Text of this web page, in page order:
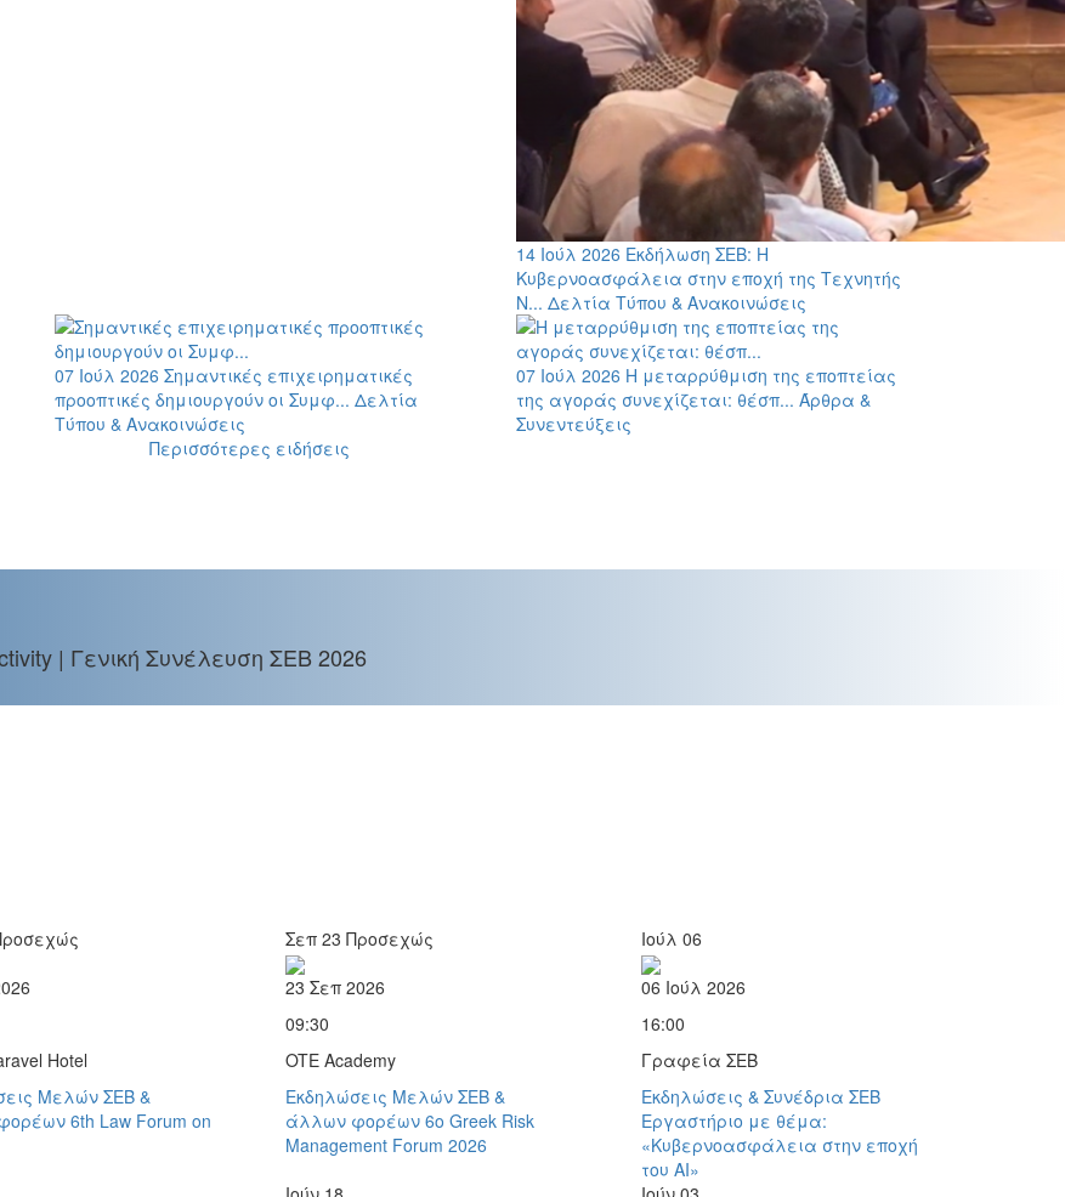
14 Ιούλ 2026 Εκδήλωση ΣΕΒ: Η
Κυβερνοασφάλεια στην εποχή της Τεχνητής
Ν... Δελτία Τύπου & Ανακοινώσεις
07 Ιούλ 2026 Σημαντικές επιχειρηματικές
προοπτικές δημιουργούν οι Συμφ... Δελτία
Τύπου & Ανακοινώσεις
07 Ιούλ 2026 Η μεταρρύθμιση της εποπτείας
της αγοράς συνεχίζεται: θέσπ... Άρθρα &
Συνεντεύξεις
Περισσότερες ειδήσεις
| Γενική Συνέλευση ΣΕΒ 2026
Hotel
Μελών ΣΕΒ &
6th Law Forum on
Σεπ 23 Προσεχώς
23 Σεπ 2026
09:30
OTE Academy
Εκδηλώσεις Μελών ΣΕΒ &
άλλων φορέων 6o Greek Risk
Management Forum 2026
Ιούλ 06
06 Ιούλ 2026
16:00
Γραφεία ΣΕΒ
Εκδηλώσεις & Συνέδρια ΣΕΒ
Εργαστήριο με θέμα:
«Κυβερνοασφάλεια στην εποχή
του AI»